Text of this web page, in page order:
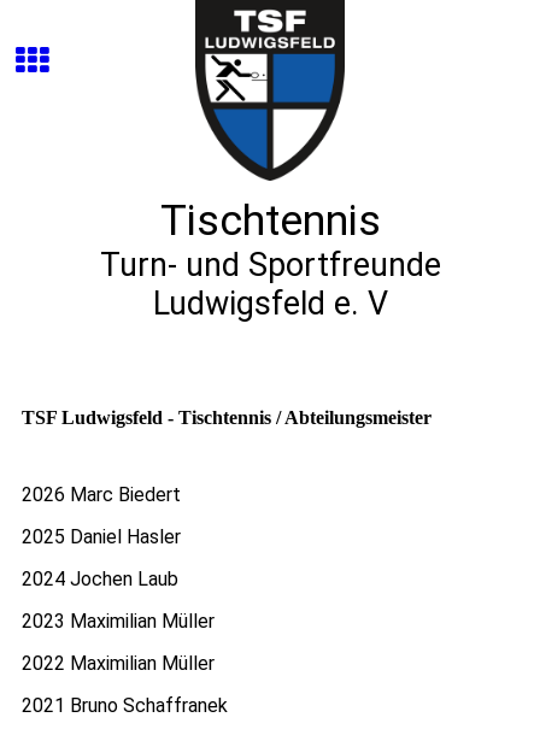
Tischtennis
Turn- und Sportfreunde
Ludwigsfeld e. V
TSF Ludwigsfeld - Tischtennis / Abteilungsmeister
2026 Marc Biedert
2025 Daniel Hasler
2024 Jochen Laub
2023 Maximilian Müller
2022 Maximilian Müller
2021 Bruno Schaffranek